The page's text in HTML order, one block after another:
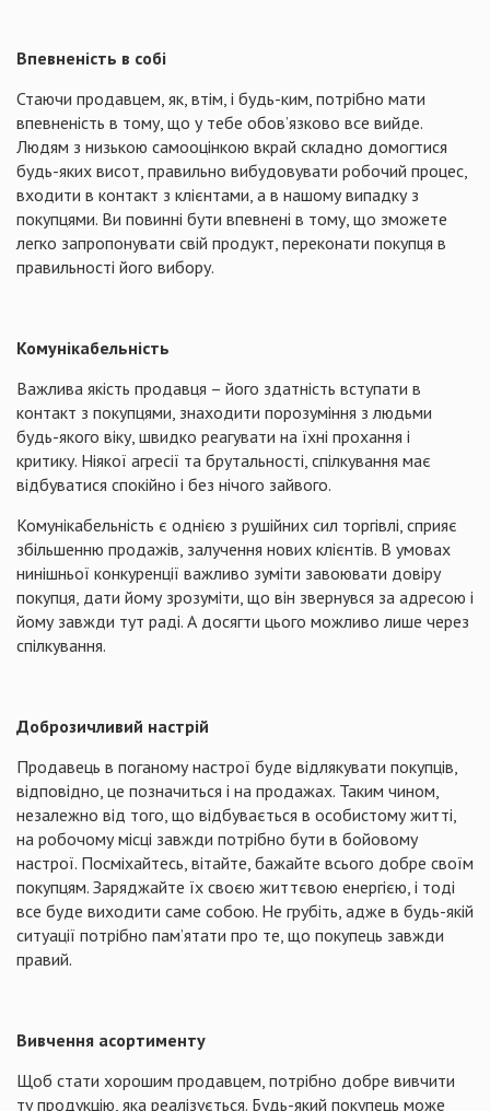
Впевненість в собі
Стаючи продавцем, як, втім, і будь-ким, потрібно мати
впевненість в тому, що у тебе обов’язково все вийде.
Людям з низькою самооцінкою вкрай складно домогтися
будь-яких висот, правильно вибудовувати робочий процес,
входити в контакт з клієнтами, а в нашому випадку з
покупцями. Ви повинні бути впевнені в тому, що зможете
легко запропонувати свій продукт, переконати покупця в
правильності його вибору.
Комунікабельність
Важлива якість продавця – його здатність вступати в
контакт з покупцями, знаходити порозуміння з людьми
будь-якого віку, швидко реагувати на їхні прохання і
критику. Ніякої агресії та брутальності, спілкування має
відбуватися спокійно і без нічого зайвого.
Комунікабельність є однією з рушійних сил торгівлі, сприяє
збільшенню продажів, залучення нових клієнтів. В умовах
нинішньої конкуренції важливо зуміти завоювати довіру
покупця, дати йому зрозуміти, що він звернувся за адресою і
йому завжди тут раді. А досягти цього можливо лише через
спілкування.
Доброзичливий настрій
Продавець в поганому настрої буде відлякувати покупців,
відповідно, це позначиться і на продажах. Таким чином,
незалежно від того, що відбувається в особистому житті,
на робочому місці завжди потрібно бути в бойовому
настрої. Посміхайтесь, вітайте, бажайте всього добре своїм
покупцям. Заряджайте їх своєю життєвою енергією, і тоді
все буде виходити саме собою. Не грубіть, адже в будь-якій
ситуації потрібно пам’ятати про те, що покупець завжди
правий.
Вивчення асортименту
Щоб стати хорошим продавцем, потрібно добре вивчити
ту продукцію, яка реалізується. Будь-який покупець може